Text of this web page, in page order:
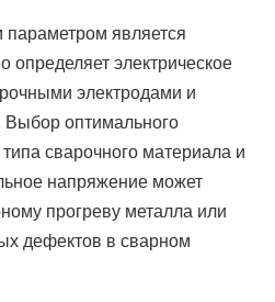
является
определяет электрическое
электродами и
Выбор оптимального
сварочного материала и
напряжение может
прогреву металла или
дефектов в сварном